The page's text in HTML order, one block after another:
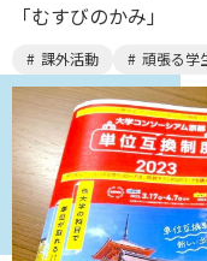
「むすびのかみ」
課外活動 頑張る学